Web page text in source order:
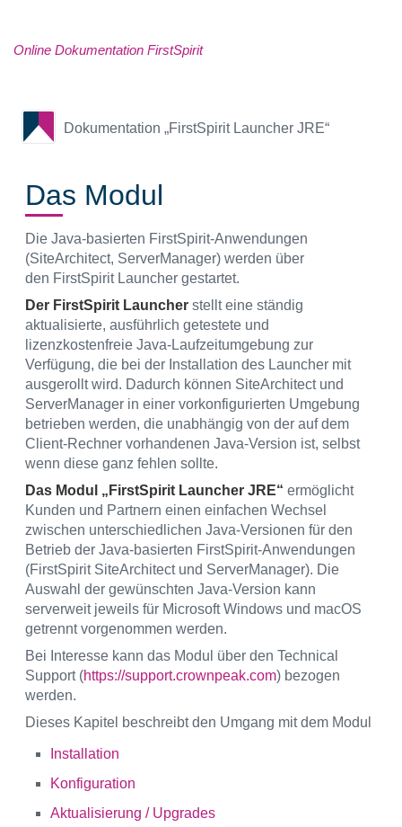
Online Dokumentation FirstSpirit
Dokumentation „FirstSpirit Launcher JRE“
Das Modul
Die Java-basierten FirstSpirit-Anwendungen
(SiteArchitect, ServerManager) werden über
den FirstSpirit Launcher gestartet.
Der FirstSpirit Launcher stellt eine ständig
aktualisierte, ausführlich getestete und
lizenzkostenfreie Java-Laufzeitumgebung zur
Verfügung, die bei der Installation des Launcher mit
ausgerollt wird. Dadurch können SiteArchitect und
ServerManager in einer vorkonfigurierten Umgebung
betrieben werden, die unabhängig von der auf dem
Client-Rechner vorhandenen Java-Version ist, selbst
wenn diese ganz fehlen sollte.
Das Modul „FirstSpirit Launcher JRE“ ermöglicht
Kunden und Partnern einen einfachen Wechsel
zwischen unterschiedlichen Java-Versionen für den
Betrieb der Java-basierten FirstSpirit-Anwendungen
(FirstSpirit SiteArchitect und ServerManager). Die
Auswahl der gewünschten Java-Version kann
serverweit jeweils für Microsoft Windows und macOS
getrennt vorgenommen werden.
Bei Interesse kann das Modul über den Technical
Support (https://support.crownpeak.com) bezogen
werden.
Dieses Kapitel beschreibt den Umgang mit dem Modul
Installation
Konfiguration
Aktualisierung / Upgrades